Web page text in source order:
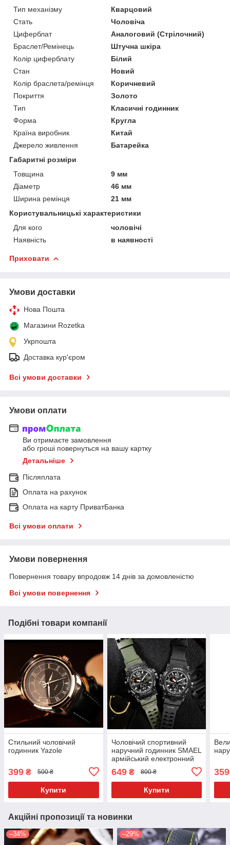
Тип механізму
Кварцовий
Стать
Чоловіча
Циферблат
Аналоговий (Стрілочний)
Браслет/Ремінець
Штучна шкіра
Колір циферблату
Білий
Стан
Новий
Колір браслета/ремінця
Коричневий
Покриття
Золото
Тип
Класичні годинник
Форма
Кругла
Країна виробник
Китай
Джерело живлення
Батарейка
Габаритні розміри
Товщина
9 мм
Діаметр
46 мм
Ширина ремінця
21 мм
Користувальницькі характеристики
Для кого
чоловічі
Наявність
в наявності
Приховати
Умови доставки
Нова Пошта
Магазини Rozetka
Укрпошта
Доставка кур'єром
Всі умови доставки
Умови оплати
Ви отримаєте замовлення
або гроші повернуться на вашу картку
Детальніше
Післяплата
Оплата на рахунок
Оплата на карту ПриватБанка
Всі умови оплати
Умови повернення
Повернення товару впродовж 14 днів за домовленістю
Всі умови повернення
Подібні товари компанії
Стильний чоловічий
годинник Yazole
399 ₴ 500 ₴
Купити
Чоловічий спортивний
наручний годинник SMAEL
армійський електронний
649₴ 800 ₴
Купити
359
Акційні пропозиції та новинки
–34% –29%